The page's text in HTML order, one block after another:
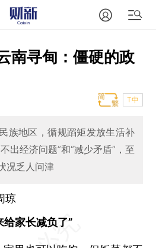
南寻甸：僵硬的政
T中
族地区，循规蹈矩发放生活补
出经济问题”和“减少矛盾”，至
况乏人问津
琼
给家长减负了”